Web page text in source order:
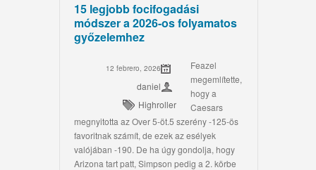
15 legjobb focifogadási
módszer a 2026-os folyamatos
győzelemhez
12 febrero, 2026
daniel
Highroller
Feazel
megemlítette,
hogy a
Caesars
megnyitotta az Over 5-öt.5 szerény -125-ös
favoritnak számít, de ezek az esélyek
valójában -190. De ha úgy gondolja, hogy
Arizona tart patt, Simpson pedig a 2. körbe